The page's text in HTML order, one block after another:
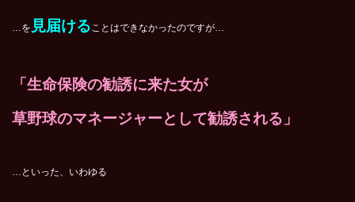
…を 見届けることはできなかったのですが…
「生命保険の勧誘に来た女が
草野球のマネージャーとして勧誘される」
…といった、いわゆる